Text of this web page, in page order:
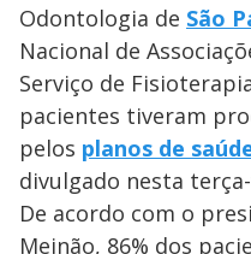
Odontologia de São
Nacional de
Serviço de
pacientes tiveram
pelos planos de
divulgado nesta
De acordo com o
Meinão, 86% dos